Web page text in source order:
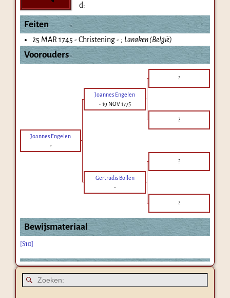
d:
Feiten
25 MAR 1745 - Christening - ; Lanaken (België)
Voorouders
?
Joannes Engelen
-19 NOV 1775
?
Joannes Engelen
-
?
Gertrudis Bollen
-
?
Bewijsmateriaal
[S10]